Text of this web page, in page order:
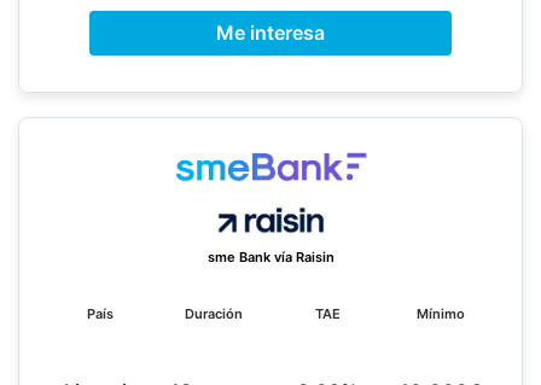
Me interesa
sme Bank vía Raisin
País Duración TAE Mínimo